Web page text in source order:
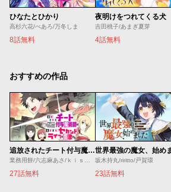
ひなたとひかり
高杉六花/べあろ/万冬しま
8話無料
夜明けをつれてくる犬
吉田桃子/あまぎ夏芽
4話無料
おすすめの作品
追放されたチート付与魔術師は気ままなセカンドライフを謳歌する。 ～俺は武器だけじゃなく、あらゆるものに『強化ポイント』を付与できるし、俺の意思でいつでも効果を解除できるけど、残った人たち大丈夫？～
業務用餅/六志麻あさ/ｋｉｓｕｉ
27話無料
坂木持丸/riritto/戸賀環
23話無料